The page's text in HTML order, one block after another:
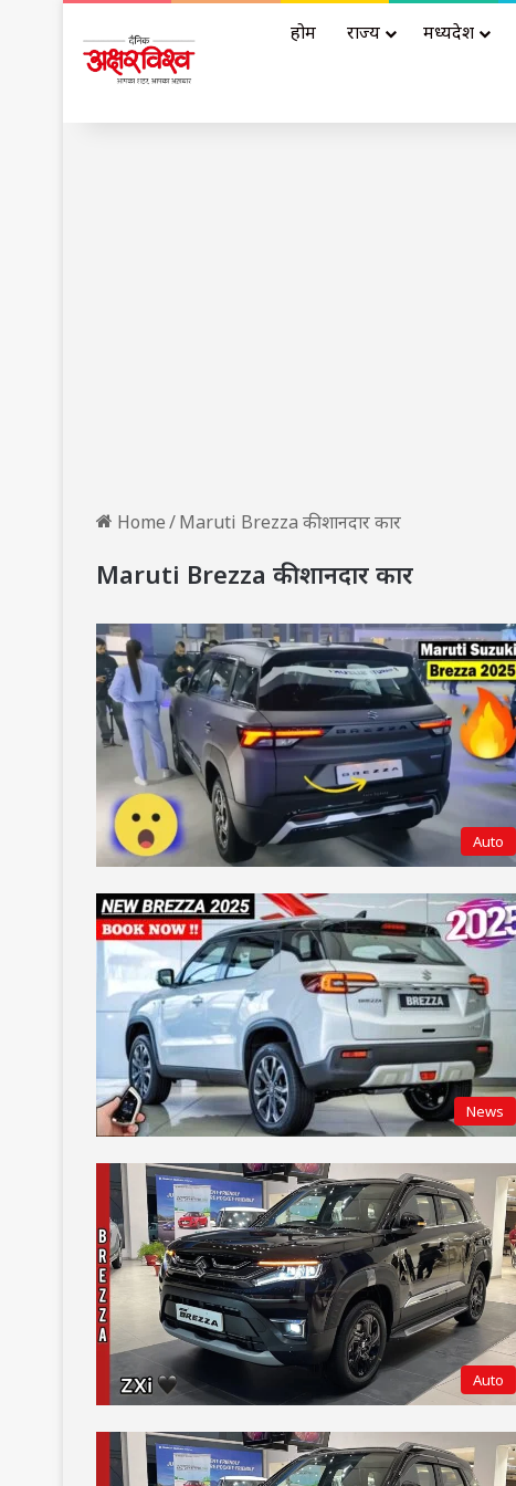
होम राज्य मध्यप्रदेश
Home/Maruti Brezza की शानदार कार
Maruti Brezza की शानदार कार
Auto
News
Auto